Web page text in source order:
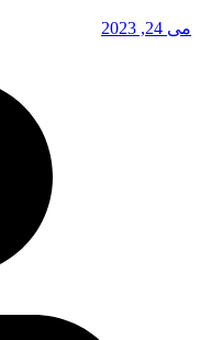
می 24, 2023